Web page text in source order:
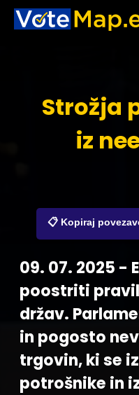
Strožja
iz
📋 Kopiraj
09. 07. 2025 -
poostriti
držav.
in pogosto
trgovin, ki se
potrošnike in